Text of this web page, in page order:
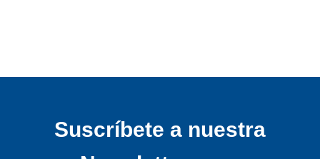
Suscríbete a nuestra